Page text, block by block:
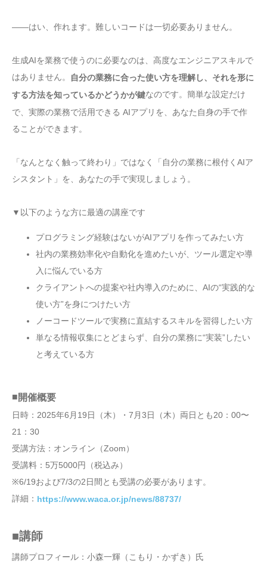
――はい、作れます。難しいコードは一切必要ありません。
生成AIを業務で使うのに必要なのは、高度なエンジニアスキルで
はありません。
自分の業務に合った使い方を理解し、それを形に
する方法を知っているかどうかが鍵なのです。簡単な設定だけ
で、実際の業務で活用できる AIアプリを、あなた自身の手で作
ることができます。
「なんとなく触って終わり」ではなく「自分の業務に根付くAIア
シスタント」を、あなたの手で実現しましょう。
▼以下のような方に最適の講座です
プログラミング経験はないがAIアプリを作ってみたい方
社内の業務効率化や自動化を進めたいが、ツール選定や導
入に悩んでいる方
クライアントへの提案や社内導入のために、AIの“実践的な
使い方”を身につけたい方
ノーコードツールで実務に直結するスキルを習得したい方
単なる情報収集にとどまらず、自分の業務に“実装”したい
と考えている方
■開催概要
日時：2025年6月19日（木）・7月3日（木）両日とも20：00〜
21：30
受講方法：オンライン（Zoom）
受講料：5万5000円（税込み）
※6/19および7/3の2日間とも受講の必要があります。
詳細： https://www.waca.or.jp/news/88737/
■講師
講師プロフィール：小森一輝（こもり・かずき）氏